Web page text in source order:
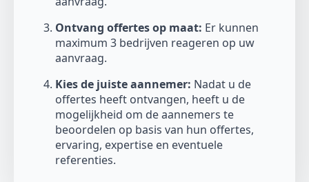
Ontvang offertes op maat: Er kunnen
maximum 3 bedrijven reageren op uw
aanvraag.
Kies de juiste aannemer: Nadat u de
offertes heeft ontvangen, heeft u de
mogelijkheid om de aannemers te
beoordelen op basis van hun offertes,
ervaring, expertise en eventuele
referenties.